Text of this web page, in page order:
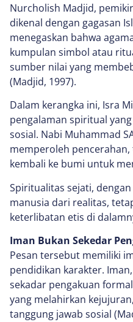
Nurcholish Madjid,
dikenal dengan gagasan
menegaskan bahwa
kumpulan simbol atau
sumber nilai yang
(Madjid, 1997).
Dalam kerangka ini, Isra
pengalaman spiritual
sosial. Nabi Muhammad
memperoleh
kembali ke bumi untuk
Spiritualitas sejati,
manusia dari realitas,
keterlibatan etis di
Iman Bukan Sekedar
Pesan tersebut memiliki
pendidikan karakter.
sekadar pengakuan
yang melahirkan
tanggung jawab sosial